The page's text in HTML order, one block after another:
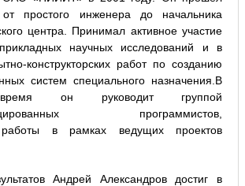
простого инженера до начальника
центра. Принимал активное участие
научных исследований и в
конструкторских работ по созданию
систем специального назначения.В
он руководит группой
программистов,
в рамках ведущих проектов
Андрей Александров достиг в